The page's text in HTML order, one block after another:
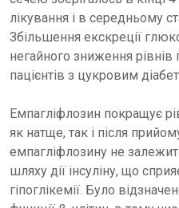
лікування і в середньому
Збільшення екскреції
негайного зниження
пацієнтів з цукровим
Емпагліфлозин покращує
як натще, так і після
емпагліфлозину не
шляху дії інсуліну, що
гіпоглікемії. Було